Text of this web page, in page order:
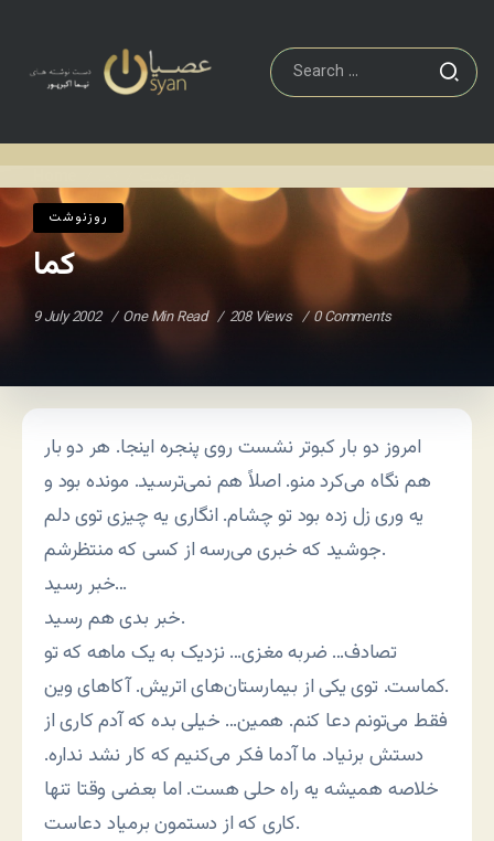
روزنوشت
کما
9 July 2002 One Min Read 208 Views 0 Comments
امروز دو بار کبوتر نشست روی پنجره اینجا. هر دو بار
هم نگاه می‌کرد منو. اصلاً هم نمی‌ترسید. مونده بود و
یه وری زل زده بود تو چشام. انگاری یه چیزی توی دلم
جوشید که خبری می‌رسه از کسی که منتظرشم.
خبر رسید…
خبر بدی هم رسید.
تصادف… ضربه مغزی… نزدیک به یک ماهه که تو
کماست. توی یکی از بیمارستان‌های اتریش. آکاهای وین.
فقط می‌تونم دعا کنم. همین… خیلی بده که آدم کاری از
دستش برنیاد. ما آدما فکر می‌کنیم که کار نشد نداره.
خلاصه همیشه یه راه حلی هست. اما بعضی وقتا تنها
کاری که از دستمون برمیاد دعاست.